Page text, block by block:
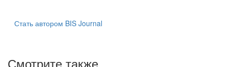
Стать автором BIS Journal
Смотрите также